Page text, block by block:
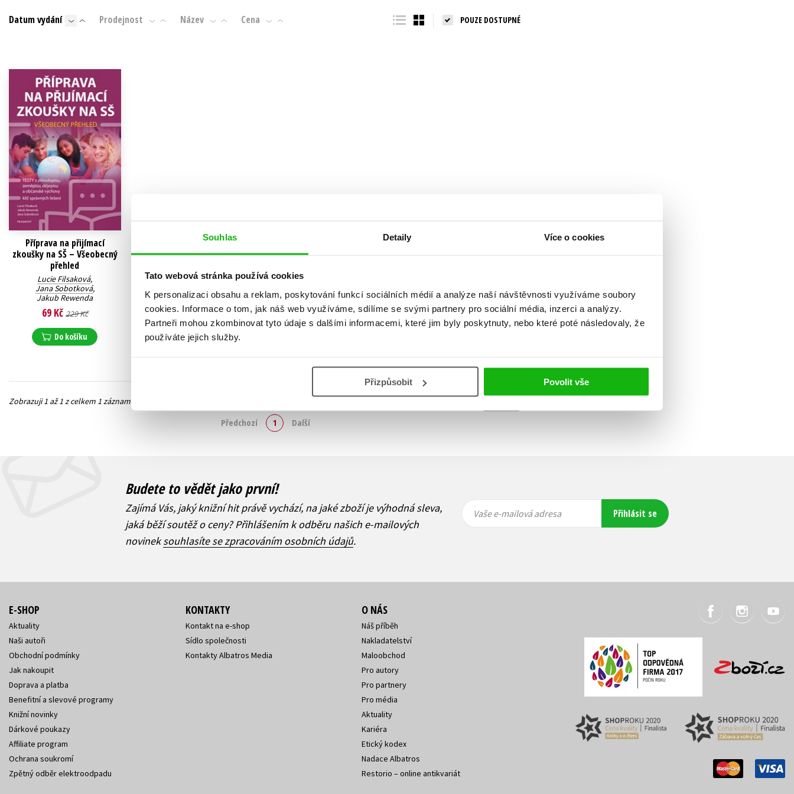
Souhlas Detaily Více o cookies
Tato webová stránka používá cookies
K personalizaci obsahu a reklam, poskytování funkcí sociálních médií a analýze naší návštěvnosti využíváme soubory
cookies. Informace o tom, jak náš web využíváme, sdílíme se svými partnery pro sociální média, inzerci a analýzy.
Partneři mohou zkombinovat tyto údaje s dalšími informacemi, které jim byly poskytnuty, nebo které poté následovaly, že
používáte jejich služby.
Přizpůsobit Povolit vše
Beletrie pro děti
Byznys a ekonomie
Jazyky
Populárně - naučné pro děti
Young adult (SK)
Datum vydání Prodejnost Název Cena POUZE DOSTUPNÉ
Příprava na přijímací
zkoušky na SŠ – Všeobecný
přehled
Lucie Filsaková,
Jana Sobotková,
Jakub Rewenda
69 Kč 229 Kč
Do košíku
Zobrazuji 1 až 1 z celkem 1 záznamů
Předchozí 1 Další
Budete to vědět jako první!
Zajímá Vás, jaký knižní hit právě vychází, na jaké zboží je výhodná sleva,
jaká běží soutěž o ceny? Přihlášením k odběru našich e-mailových
novineksouhlasíte se zpracováním osobních údajů.
Vaše e-
mailová
Vaše e-
mailová
Vaše e-mailová adresa Přihlásit se
E-SHOP
Aktuality
Naši autoři
Obchodní podmínky
Jak nakoupit
Doprava a platba
Benefitní a slevové programy
Knižní novinky
Dárkové poukazy
Affiliate program
Ochrana soukromí
Zpětný odběr elektroodpadu
KONTAKTY
Kontakt na e-shop
Sídlo společnosti
Kontakty Albatros Media
O NÁS
Náš příběh
Nakladatelství
Maloobchod
Pro autory
Pro partnery
Pro média
Aktuality
Kariéra
Etický kodex
Nadace Albatros
Restorio – online antikvariát